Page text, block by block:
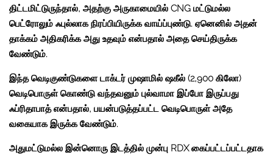
திட்டமிட்டுருந்தால், அதற்கு அருகாமையில் CNG மட்டுமல்ல
பெட்ரோலும் ஃபுல்லாக நிரப்பியிருக்க வாய்ப்புண்டு. ஏனெனில் அதன்
தாக்கம் அதிகரிக்க அது உதவும் என்பதால் அதை செய்திருக்க
வேண்டும்.
இந்த வெடிகுண்டுகளை டாக்டர் முஷாமில் ஷகீல் (2,900 கிலோ)
வெடிபொருள் கொண்டு வந்தவனும் புல்வாமா இப்போ இருப்பது
ஃப்ரிதாபாத் என்பதால், பயன்படுத்தப்பட்ட வெடிபொருள் அதே
வகையாக இருக்க வேண்டும்.
அதுமட்டுமல்ல இன்னொரு இடத்தில் முன்பு RDX கைப்பட்டப்பட்டதாக